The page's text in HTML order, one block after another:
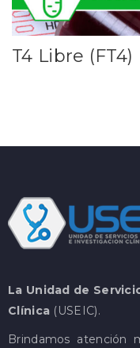
T4 Libre (FT4)
La Unidad de
Clínica (USEIC).
Brindamos atención